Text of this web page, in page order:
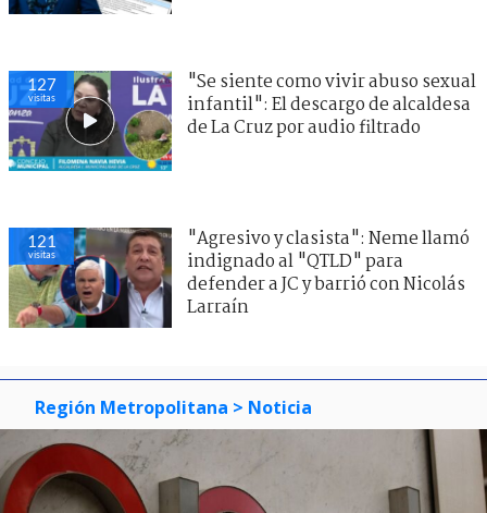
127
visitas
"Se siente como vivir abuso sexual
infantil": El descargo de alcaldesa
de La Cruz por audio filtrado
121
visitas
"Agresivo y clasista": Neme llamó
indignado al "QTLD" para
defender a JC y barrió con Nicolás
Larraín
Región Metropolitana > Noticia